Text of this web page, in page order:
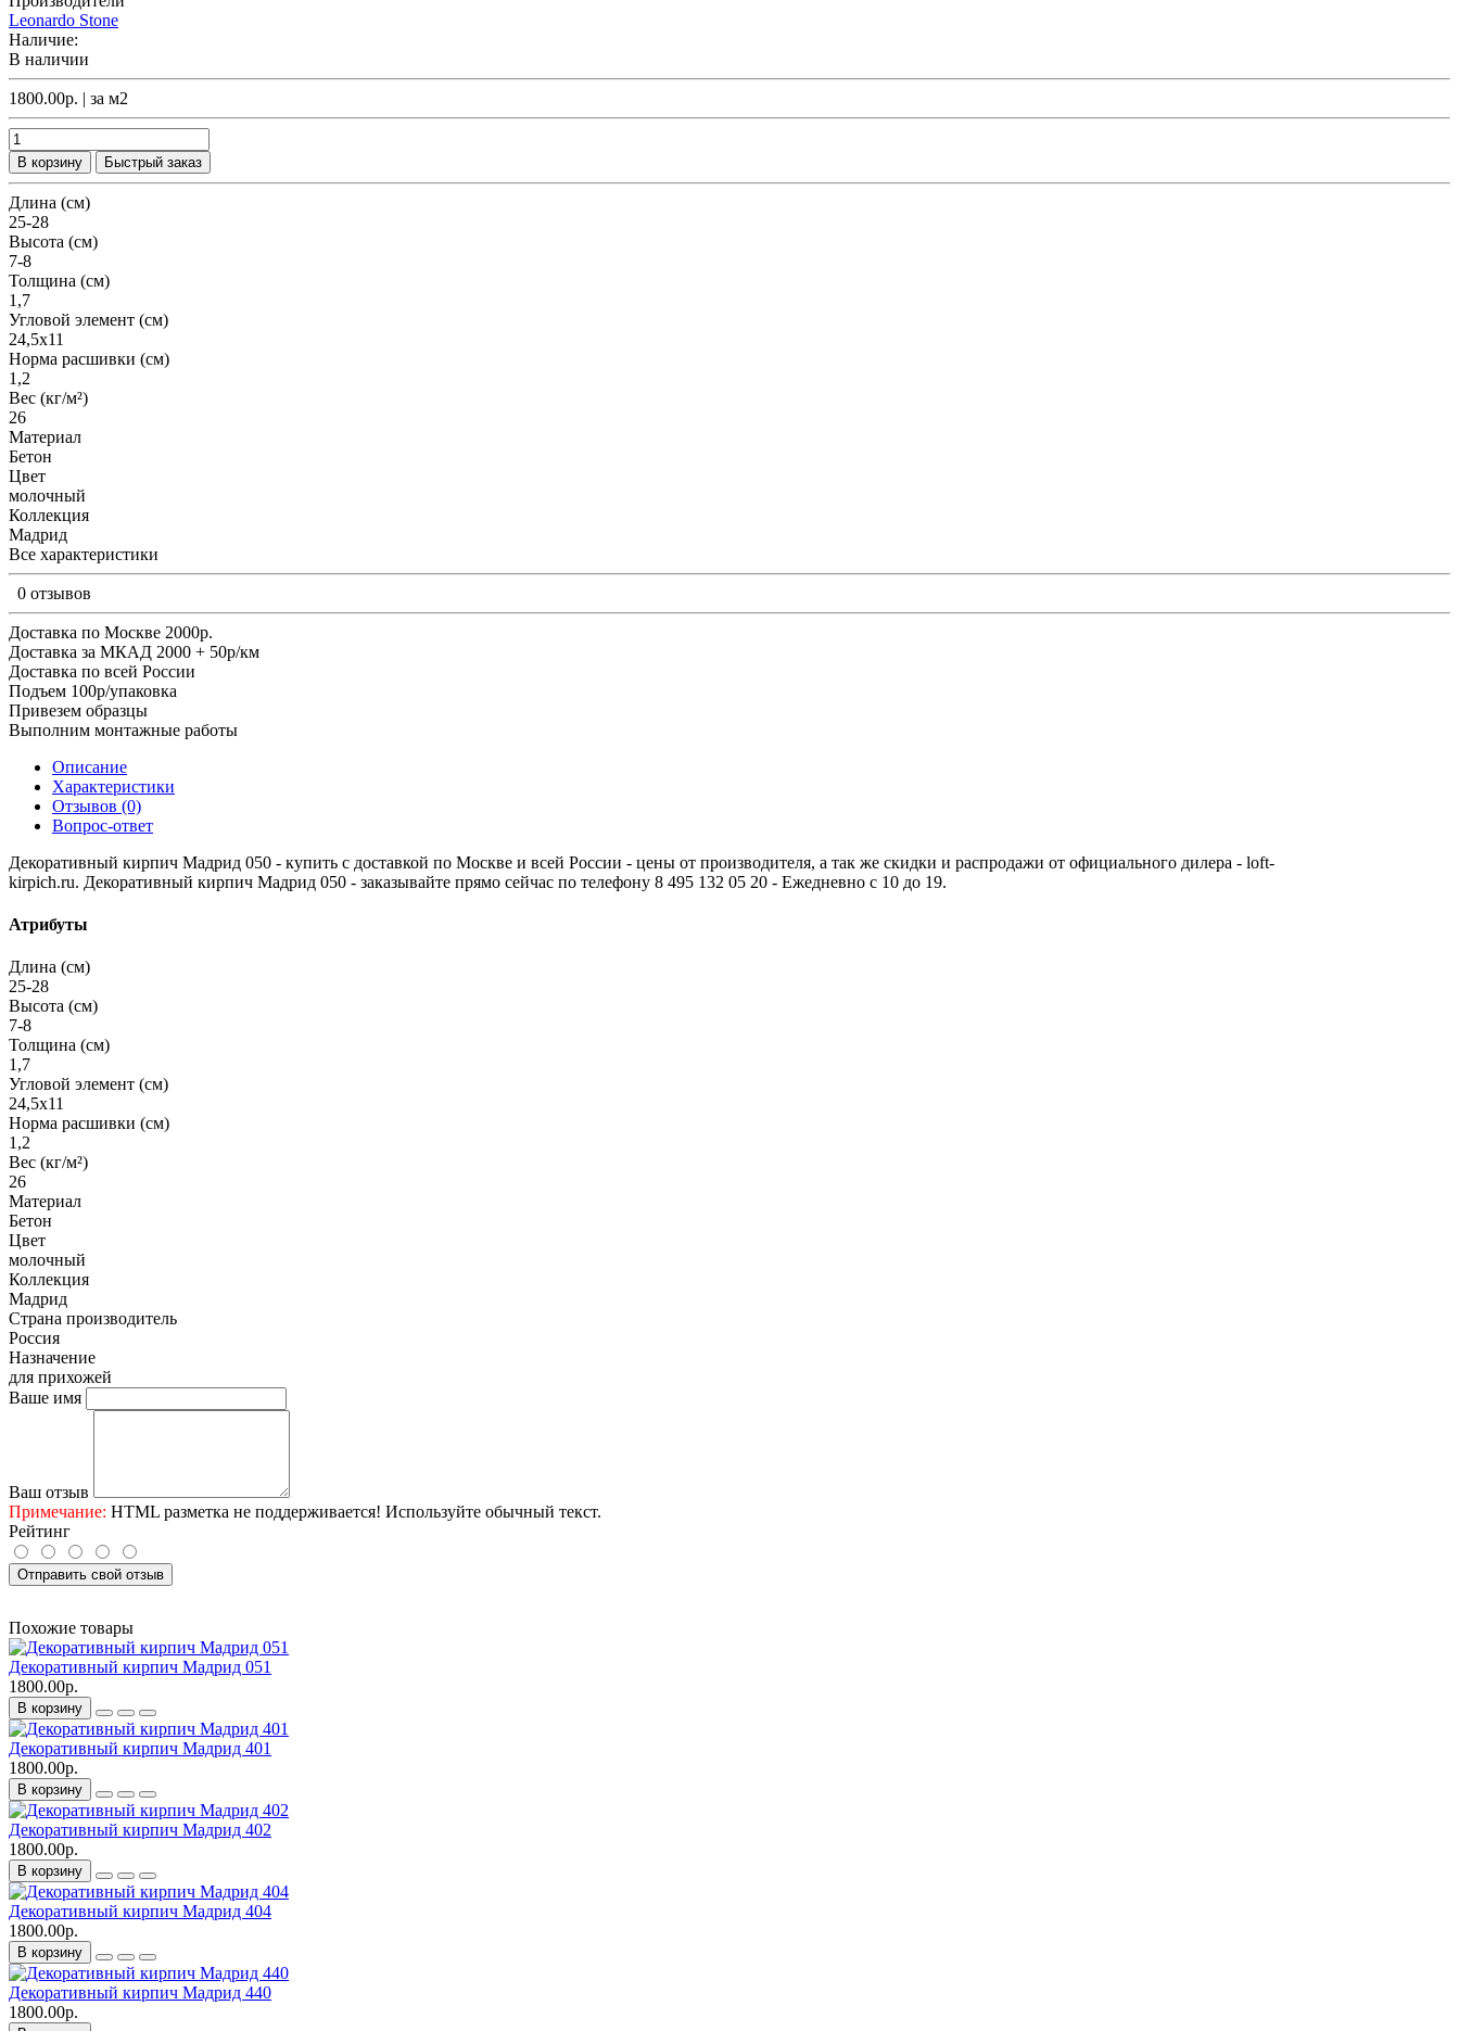
Leonardo Stone
Наличие:
В наличии
1800.00р. | за м2
В корзину Быстрый заказ
Длина (см)
25-28
Высота (см)
7-8
Толщина (см)
1,7
Угловой элемент (см)
24,5х11
Норма расшивки (см)
1,2
Вес (кг/м²)
26
Материал
Бетон
Цвет
молочный
Коллекция
Мадрид
Все характеристики
0 отзывов
Доставка по Москве 2000р.
Доставка за МКАД 2000 + 50р/км
Доставка по всей России
Подъем 100р/упаковка
Привезем образцы
Выполним монтажные работы
Описание
Характеристики
Отзывов (0)
Вопрос-ответ
Декоративный кирпич Мадрид 050 - купить с доставкой по Москве и всей России - цены от производителя, а так же скидки и распродажи от официального дилера - loft-
kirpich.ru. Декоративный кирпич Мадрид 050 - заказывайте прямо сейчас по телефону 8 495 132 05 20 - Ежедневно с 10 до 19.
Атрибуты
Длина (см)
25-28
Высота (см)
7-8
Толщина (см)
1,7
Угловой элемент (см)
24,5х11
Норма расшивки (см)
1,2
Вес (кг/м²)
26
Материал
Бетон
Цвет
молочный
Коллекция
Мадрид
Страна производитель
Россия
Назначение
для прихожей
Ваше имя
Ваш отзыв
Примечание: HTML разметка не поддерживается! Используйте обычный текст.
Рейтинг
Отправить свой отзыв
Похожие товары
Декоративный кирпич Мадрид 051
1800.00р.
В корзину
Декоративный кирпич Мадрид 401
1800.00р.
В корзину
Декоративный кирпич Мадрид 402
1800.00р.
В корзину
Декоративный кирпич Мадрид 404
1800.00р.
В корзину
Декоративный кирпич Мадрид 440
1800.00р.